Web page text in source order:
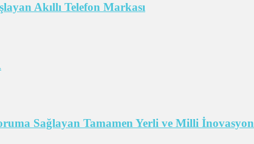
Akıllı Telefon Markası
Sağlayan Tamamen Yerli ve Milli İnovasyon